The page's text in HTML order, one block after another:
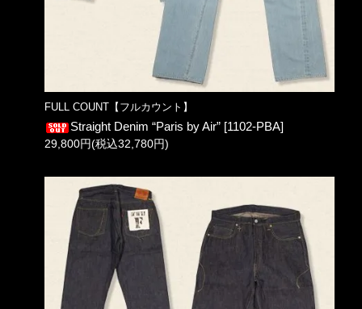
FULL COUNT【フルカウント】
Straight Denim “Paris by Air” [1102-PBA]
29,800円(税込32,780円)